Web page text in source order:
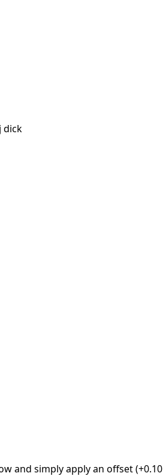
dick
and simply apply an offset (+0.10